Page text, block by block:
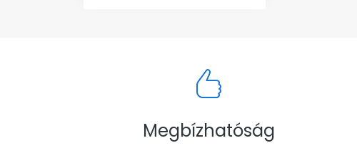
Megbízhatóság